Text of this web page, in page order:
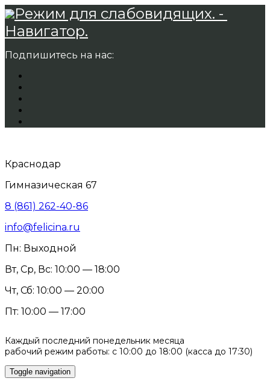
Режим для слабовидящих. -
Навигатор.
Подпишитесь на нас:
Краснодар
Гимназическая 67
8 (861) 262-40-86
info@felicina.ru
Пн: Выходной
Вт, Ср, Вс: 10:00 — 18:00
Чт, Сб: 10:00 — 20:00
Пт: 10:00 — 17:00
Каждый последний понедельник месяца
рабочий режим работы: с 10:00 до 18:00 (касса до 17:30)
Toggle navigation